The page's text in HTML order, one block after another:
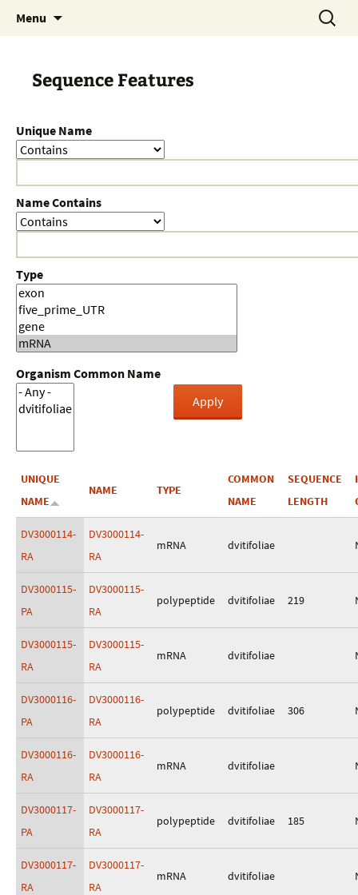
Menu
Search
for:
Sequence Features
Unique Name
Name Contains
Type
Organism Common Name
UNIQUE
NAME
NAME TYPE
COMMON
NAME
SEQUENCE
LENGTH
DV3000114-
RA
DV3000114-
RA
mRNA dvitifoliae
DV3000115-
PA
DV3000115-
RA
polypeptide dvitifoliae 219
DV3000115-
RA
DV3000115-
RA
mRNA dvitifoliae
DV3000116-
PA
DV3000116-
RA
polypeptide dvitifoliae 306
DV3000116-
RA
DV3000116-
RA
mRNA dvitifoliae
DV3000117-
PA
DV3000117-
RA
polypeptide dvitifoliae 185
DV3000117-
RA
DV3000117-
RA
mRNA dvitifoliae